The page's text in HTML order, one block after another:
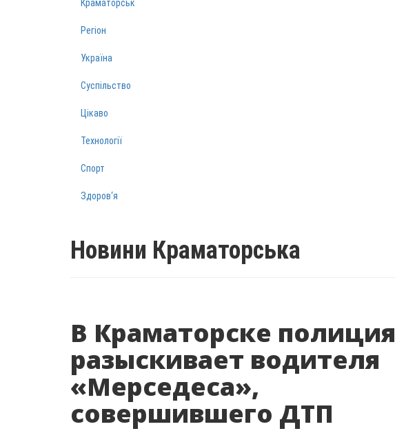
Краматорськ
Регіон
Україна
Суспільство
Цікаво
Технології
Спорт
Здоров‘я
Новини Краматорська
В Краматорске полиция
разыскивает водителя
«Мерседеса»,
совершившего ДТП